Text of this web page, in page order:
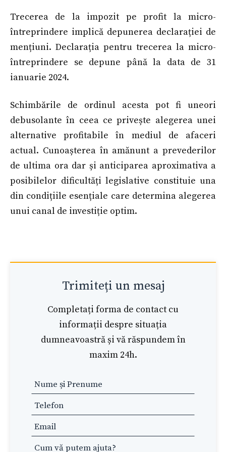
Trecerea de la impozit pe profit la micro-
întreprindere implică depunerea declarației de
mențiuni. Declarația pentru trecerea la micro-
întreprindere se depune până la data de 31
ianuarie 2024.
Schimbările de ordinul acesta pot fi uneori
debusolante în ceea ce privește alegerea unei
alternative profitabile în mediul de afaceri
actual. Cunoașterea în amănunt a prevederilor
de ultima ora dar și anticiparea aproximativa a
posibilelor dificultăți legislative constituie una
din condițiile esențiale care determina alegerea
unui canal de investiție optim.
Trimiteți un mesaj
Completați forma de contact cu
informații despre situația
dumneavoastră și vă răspundem în
maxim 24h.
Leave
this
field
blank